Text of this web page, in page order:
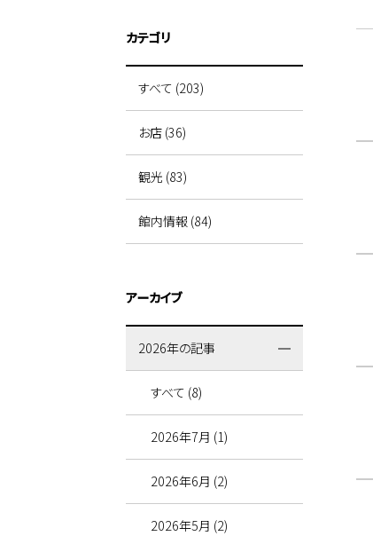
カテゴリ
すべて (203)
お店 (36)
観光 (83)
館内情報 (84)
アーカイブ
2026年の記事
すべて (8)
2026年7月 (1)
2026年6月 (2)
2026年5月 (2)